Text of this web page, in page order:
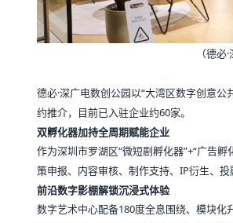
（德
德必·深广电数创公园以“大湾区数字创意
约推介，目前已入驻企业约60家。
双孵化器加持全周期赋能企业
作为深圳市罗湖区“微短剧孵化器”+“广告
策申报、内容审核、制作支持、IP衍生、
前沿数字影棚解锁沉浸式体验
数字艺术中心配备180度全息围绕、模块